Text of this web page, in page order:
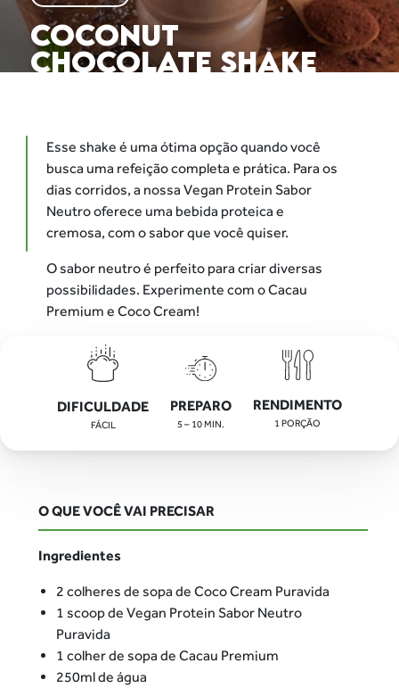
COCONUT
CHOCOLATE SHAKE
Esse shake é uma ótima opção quando você
busca uma refeição completa e prática. Para os
dias corridos, a nossa Vegan Protein Sabor
Neutro oferece uma bebida proteica e
cremosa, com o sabor que você quiser.
O sabor neutro é perfeito para criar diversas
possibilidades. Experimente com o Cacau
Premium e Coco Cream!
DIFICULDADE
FÁCIL
PREPARO
5 – 10 MIN.
RENDIMENTO
1 PORÇÃO
O QUE VOCÊ VAI PRECISAR
Ingredientes
2 colheres de sopa de Coco Cream Puravida
1 scoop de Vegan Protein Sabor Neutro
Puravida
1 colher de sopa de Cacau Premium
250ml de água